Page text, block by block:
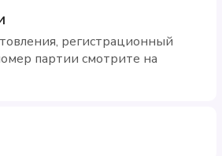
регистрационный
партии смотрите на